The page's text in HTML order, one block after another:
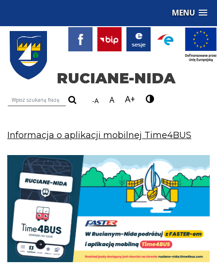
MENU
RUCIANE-NIDA
Wyszukiwarka treści na stronie
-A A A+
Informacja o aplikacji mobilnej Time4BUS